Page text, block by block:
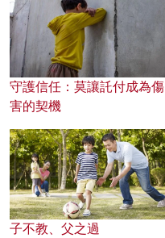
守護信任：莫讓託付成為傷
害的契機
子不教、父之過